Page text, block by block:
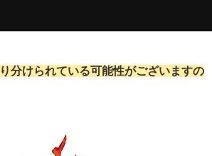
分けられている可能性がございますの